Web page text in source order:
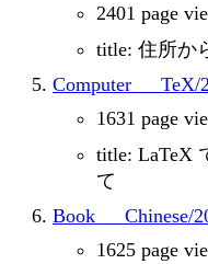
2401 page
title: 住所か
Computer___TeX/
1631 page
title: LaTeX
て
Book___Chinese/
1625 page